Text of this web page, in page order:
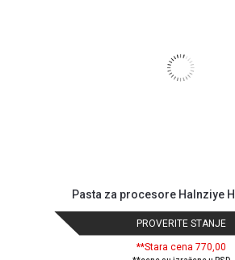
Pasta za procesore Halnziye
PROVERITE STANJE
**Stara cena 770,00